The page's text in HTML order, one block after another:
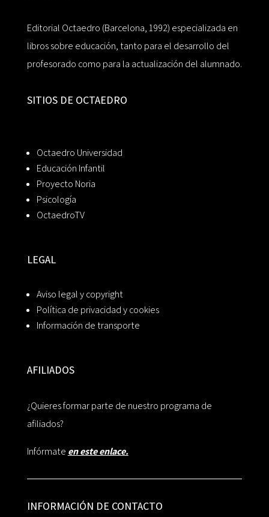
Editorial Octaedro (Barcelona, 1992) especializada en
libros sobre educación, tanto para el desarrollo del
profesorado como para la actualización del alumnado.
SITIOS DE OCTAEDRO
Octaedro Universidad
Educación Infantil
Proyecto Noria
Psicología
OctaedroTV
LEGAL
Aviso legal y copyright
Política de privacidad y cookies
Información de transporte
AFILIADOS
¿Quieres formar parte de nuestro programa de
afiliados?
Infórmate en este enlace.
INFORMACIÓN DE CONTACTO